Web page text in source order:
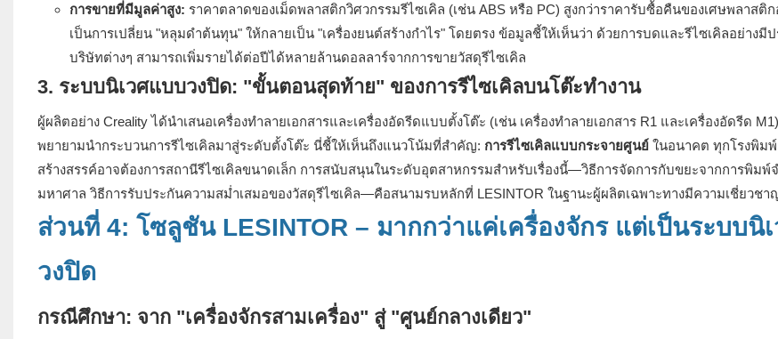
การขายที่มีมูลค่าสูง: ราคาตลาดของเม็ดพลาสติกวิศวกรรมรีไซเคิล (เช่น ABS หรือ PC) สูงกว่าราคารับซื้อคืนของเศษพลาสติ
เป็นการเปลี่ยน "หลุมดำต้นทุน" ให้กลายเป็น "เครื่องยนต์สร้างกำไร" โดยตรง ข้อมูลชี้ให้เห็นว่า ด้วยการบดและรีไซเคิลอย่างมี
บริษัทต่างๆ สามารถเพิ่มรายได้ต่อปีได้หลายล้านดอลลาร์จากการขายวัสดุรีไซเคิล
3. ระบบนิเวศแบบวงปิด: "ขั้นตอนสุดท้าย" ของการรีไซเคิลบนโต๊ะทำงาน
ผู้ผลิตอย่าง Creality ได้นำเสนอเครื่องทำลายเอกสารและเครื่องอัดรีดแบบตั้งโต๊ะ (เช่น เครื่องทำลายเอกสาร R1 และเครื่องอัดรีด
พยายามนำกระบวนการรีไซเคิลมาสู่ระดับตั้งโต๊ะ นี่ชี้ให้เห็นถึงแนวโน้มที่สำคัญ: การรีไซเคิลแบบกระจายศูนย์ในอนาคต ทุกโรงพิม
สร้างสรรค์อาจต้องการสถานีรีไซเคิลขนาดเล็ก การสนับสนุนในระดับอุตสาหกรรมสำหรับเรื่องนี้—วิธีการจัดการกับขยะจากการพิมพ์
มหาศาล วิธีการรับประกันความสม่ำเสมอของวัสดุรีไซเคิล—คือสนามรบหลักที่ LESINTOR ในฐานะผู้ผลิตเฉพาะทางมีความเชี่ยวชา
ส่วนที่ 4: โซลูชัน LESINTOR – มากกว่าแค่เครื่องจักร แต่เป็นระบบนิ
วงปิด
กรณีศึกษา: จาก "เครื่องจักรสามเครื่อง" สู่ "ศูนย์กลางเดียว"